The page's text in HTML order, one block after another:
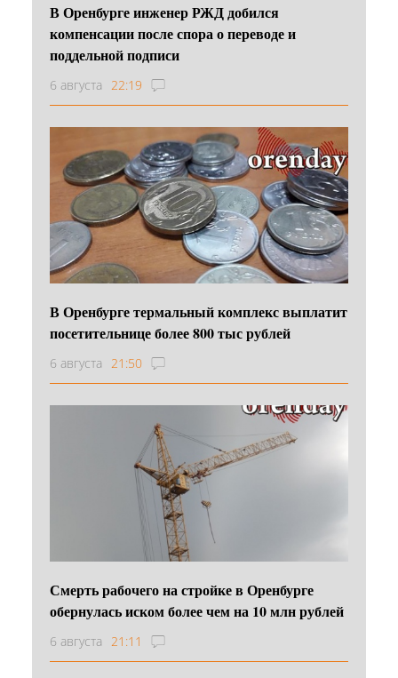
В Оренбурге инженер РЖД добился
компенсации после спора о переводе и
поддельной подписи
6 августа 22:19
В Оренбурге термальный комплекс выплатит
посетительнице более 800 тыс рублей
6 августа 21:50
Смерть рабочего на стройке в Оренбурге
обернулась иском более чем на 10 млн рублей
6 августа 21:11